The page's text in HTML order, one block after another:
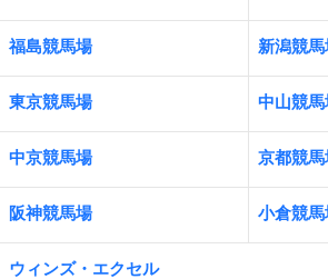
福島競馬場 新潟競馬
東京競馬場 中山競馬
中京競馬場 京都競馬
阪神競馬場 小倉競馬
ウィンズ・エクセル